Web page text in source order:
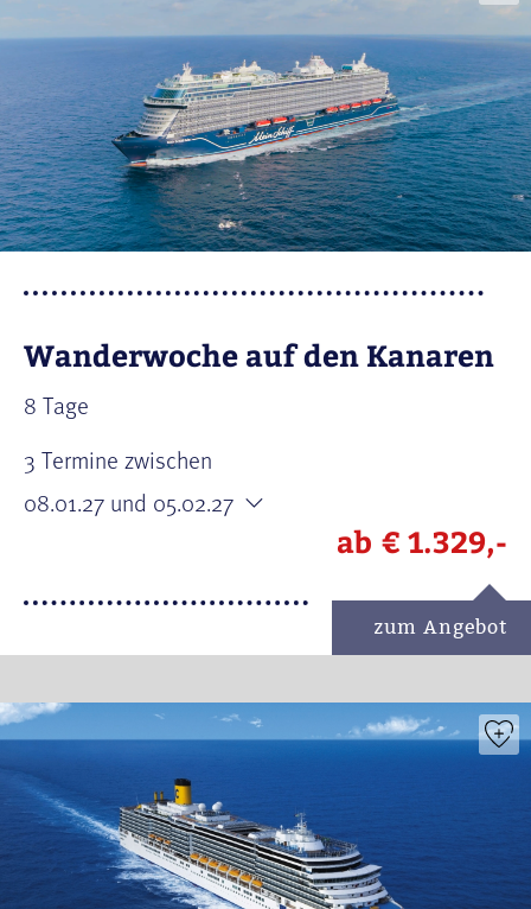
Wanderwoche auf den Kanaren
8 Tage
3 Termine zwischen
08.01.27 und 05.02.27
ab € 1.329,-
zum Angebot